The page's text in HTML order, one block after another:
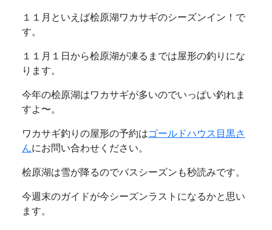
１１月といえば桧原湖ワカサギのシーズンイン！で
す。
１１月１日から桧原湖が凍るまでは屋形の釣りにな
ります。
今年の桧原湖はワカサギが多いのでいっぱい釣れま
すよ〜。
ワカサギ釣りの屋形の予約はゴールドハウス目黒さ
んにお問い合わせください。
桧原湖は雪が降るのでバスシーズンも秒読みです。
今週末のガイドが今シーズンラストになるかと思い
ます。